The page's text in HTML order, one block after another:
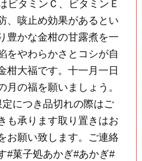
ビタミンＣ、ビタミンＥ
、咳止め効果があるとい
豊かな金柑の甘露煮を一
をやわらかさとコシが自
柑大福です。十一月一日
月の福を願いましょう。
につき品切れの際はご
も承ります取り置きはお
お願い致します。ご連絡
#菓子処あかぎ#あかぎ#